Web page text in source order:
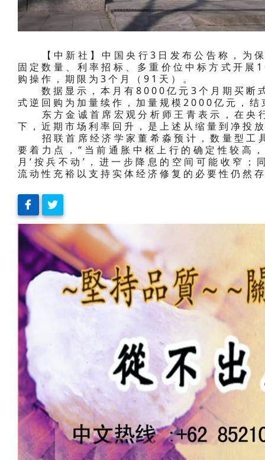
【中新社】中国央行3日发布公告称，为
固定数量、利率招标、多重价位中标方式开
购操作，期限为3个月（91天）。
数据显示，本月有8000亿元3个月期买断
式逆回购为加量续作，加量规模2000亿元，
东方金诚首席宏观分析师王青表示，在央
下，近期市场利率回升，是上述从缩量到净投
招联首席经济学家董希淼预计，数量型工
要着力点，“当前通胀中枢上行的确定性较高
月‘按兵不动’，进一步降息的空间可能收窄
流动性充裕以支持实体经济修复的必要性仍然